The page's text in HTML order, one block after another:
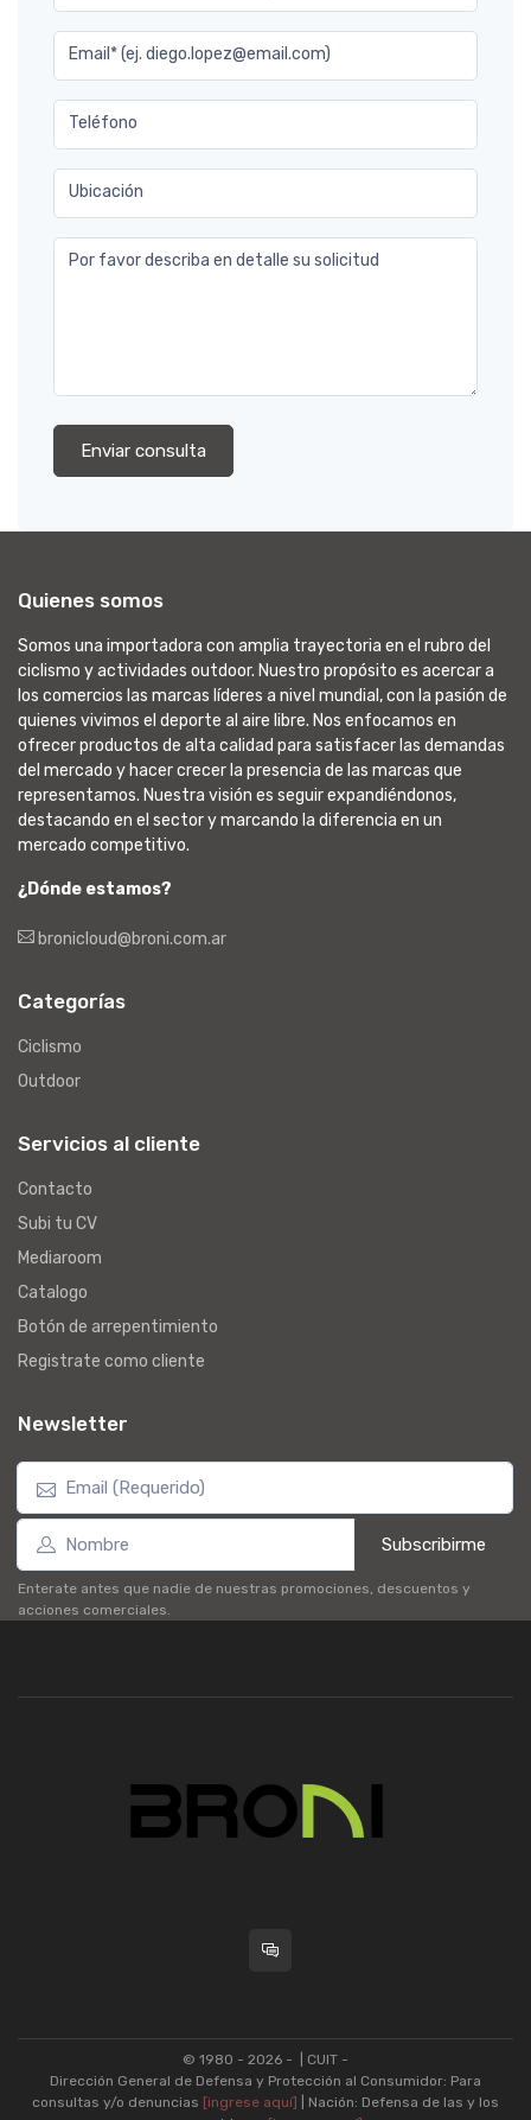
Email* (ej. diego.lopez@email.com)
Teléfono
Ubicación
Por favor describa en detalle su solicitud
Enviar consulta
Quienes somos
Somos una importadora con amplia trayectoria en el rubro del
ciclismo y actividades outdoor. Nuestro propósito es acercar a
los comercios las marcas líderes a nivel mundial, con la pasión de
quienes vivimos el deporte al aire libre. Nos enfocamos en
ofrecer productos de alta calidad para satisfacer las demandas
del mercado y hacer crecer la presencia de las marcas que
representamos. Nuestra visión es seguir expandiéndonos,
destacando en el sector y marcando la diferencia en un
mercado competitivo.
¿Dónde estamos?
bronicloud@broni.com.ar
Categorías
Ciclismo
Outdoor
Servicios al cliente
Contacto
Subi tu CV
Mediaroom
Catalogo
Botón de arrepentimiento
Registrate como cliente
Newsletter
Subscribirme
Enterate antes que nadie de nuestras promociones, descuentos y
acciones comerciales.
© 1980 - 2026 -
| CUIT -
Dirección General de Defensa y Protección al Consumidor: Para
consultas y/o denuncias [ingrese aquí]
| Nación: Defensa de las y los